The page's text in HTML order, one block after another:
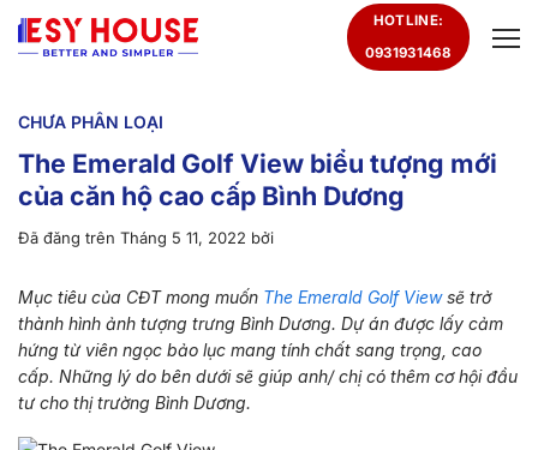
đến
HOTLINE:
0931931468
CHƯA PHÂN LOẠI
The Emerald Golf View biểu tượng mới
của căn hộ cao cấp Bình Dương
Đã đăng trên Tháng 5 11, 2022 bởi
Mục tiêu của CĐT mong muốn The Emerald Golf Viewsẽ trở
thành hình ảnh tượng trưng Bình Dương. Dự án được lấy cảm
hứng từ viên ngọc bảo lục mang tính chất sang trọng, cao
cấp. Những lý do bên dưới sẽ giúp anh/ chị có thêm cơ hội đầu
tư cho thị trường Bình Dương.